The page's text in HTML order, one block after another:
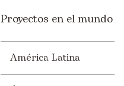
Proyectos en el mundo
América Latina